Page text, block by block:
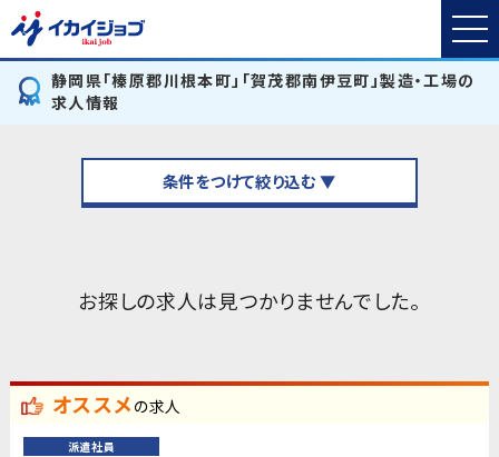
静岡県「榛原郡川根本町」「賀茂郡南伊豆町」製造・工場の
求人情報
条件をつけて絞り込む ▼
お探しの求人は見つかりませんでした。
オススメの求人
派遣社員